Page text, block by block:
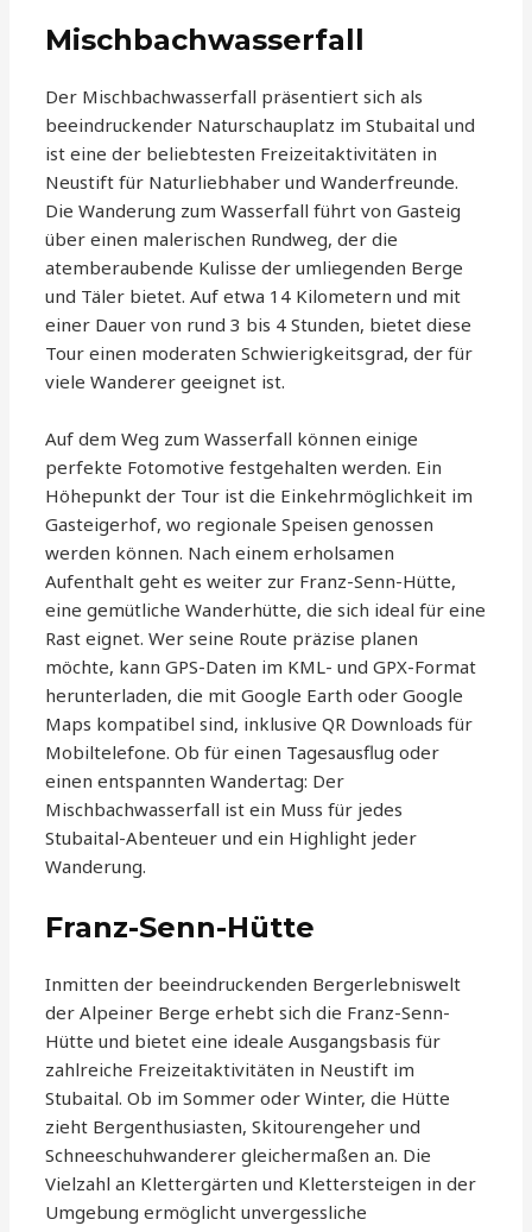
Mischbachwasserfall
Der Mischbachwasserfall präsentiert sich als
beeindruckender Naturschauplatz im Stubaital und
ist eine der beliebtesten Freizeitaktivitäten in
Neustift für Naturliebhaber und Wanderfreunde.
Die Wanderung zum Wasserfall führt von Gasteig
über einen malerischen Rundweg, der die
atemberaubende Kulisse der umliegenden Berge
und Täler bietet. Auf etwa 14 Kilometern und mit
einer Dauer von rund 3 bis 4 Stunden, bietet diese
Tour einen moderaten Schwierigkeitsgrad, der für
viele Wanderer geeignet ist.
Auf dem Weg zum Wasserfall können einige
perfekte Fotomotive festgehalten werden. Ein
Höhepunkt der Tour ist die Einkehrmöglichkeit im
Gasteigerhof, wo regionale Speisen genossen
werden können. Nach einem erholsamen
Aufenthalt geht es weiter zur Franz-Senn-Hütte,
eine gemütliche Wanderhütte, die sich ideal für eine
Rast eignet. Wer seine Route präzise planen
möchte, kann GPS-Daten im KML- und GPX-Format
herunterladen, die mit Google Earth oder Google
Maps kompatibel sind, inklusive QR Downloads für
Mobiltelefone. Ob für einen Tagesausflug oder
einen entspannten Wandertag: Der
Mischbachwasserfall ist ein Muss für jedes
Stubaital-Abenteuer und ein Highlight jeder
Wanderung.
Franz-Senn-Hütte
Inmitten der beeindruckenden Bergerlebniswelt
der Alpeiner Berge erhebt sich die Franz-Senn-
Hütte und bietet eine ideale Ausgangsbasis für
zahlreiche Freizeitaktivitäten in Neustift im
Stubaital. Ob im Sommer oder Winter, die Hütte
zieht Bergenthusiasten, Skitourengeher und
Schneeschuhwanderer gleichermaßen an. Die
Vielzahl an Klettergärten und Klettersteigen in der
Umgebung ermöglicht unvergessliche